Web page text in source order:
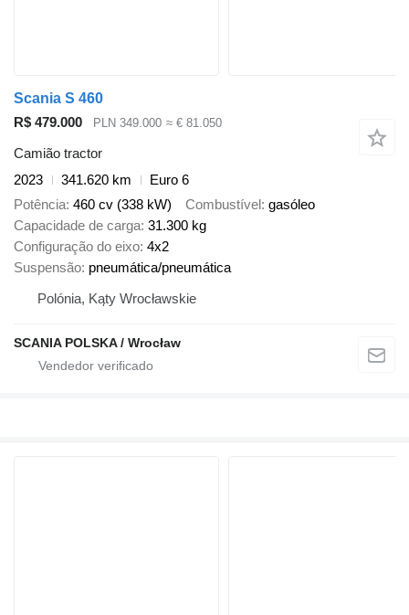
Scania S 460
R$ 479.000
PLN 349.000 ≈ € 81.050
Camião tractor
2023
341.620 km
Euro 6
Potência 460 cv (338 kW) Combustível gasóleo
Capacidade de carga 31.300 kg
Configuração do eixo 4x2
Suspensão pneumática/pneumática
Polónia, Kąty Wrocławskie
SCANIA POLSKA / Wrocław